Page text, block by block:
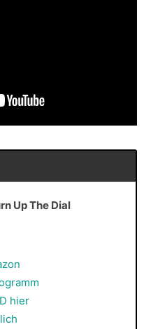
Up The Dial